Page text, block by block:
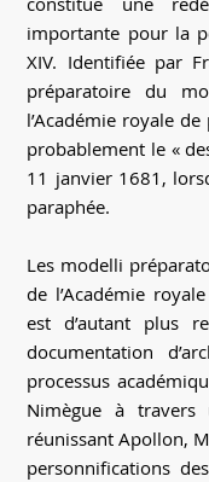
importante pour la
XIV. Identifiée par
préparatoire du
l’Académie royale
probablement le «
11 janvier 1681,
paraphée.
Les modelli
de l’Académie
est d’autant plus
documentation
processus
Nimègue à travers
réunissant Apollon,
personnifications